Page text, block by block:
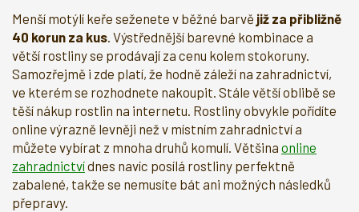
Menší motýlí keře seženete v běžné barvě již za přibližně
40 korun za kus. Výstřednější barevné kombinace a
větší rostliny se prodávají za cenu kolem stokoruny.
Samozřejmě i zde platí, že hodně záleží na zahradnictví,
ve kterém se rozhodnete nakoupit. Stále větší oblibě se
těší nákup rostlin na internetu. Rostliny obvykle pořídíte
online výrazně levněji než v místním zahradnictví a
můžete vybírat z mnoha druhů komulí. Většina online
zahradnictvídnes navíc posílá rostliny perfektně
zabalené, takže se nemusíte bát ani možných následků
přepravy.